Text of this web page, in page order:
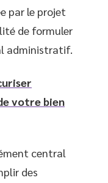
par le projet
de formuler
administratif.
votre bien
central
des